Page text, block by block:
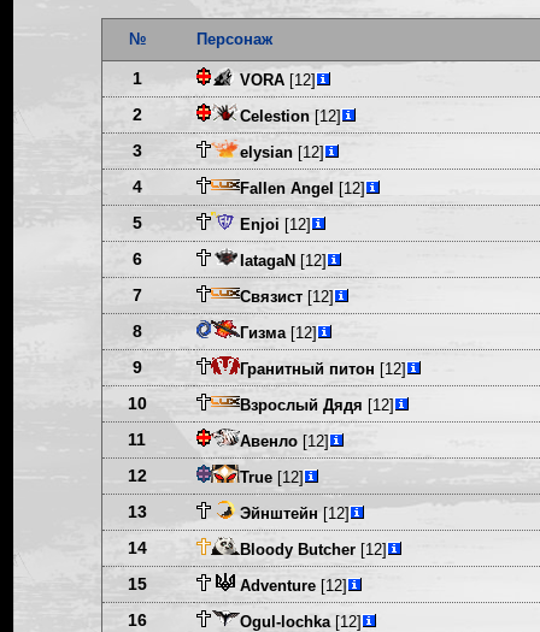
№ Персонаж
1 VORA[12]
2 Celestion[12]
3 elysian[12]
4 Fallen Angel [12]
5 Enjoi [12]
6 IatagaN [12]
7 Связист[12]
8 Гизма[12]
9 Гранитный питон [12]
10 Взрослый Дядя [12]
11 Авенло[12]
12 True[12]
13 Эйнштейн[12]
14 Bloody Butcher[12]
15 Adventure[12]
16 Ogul-lochka[12]